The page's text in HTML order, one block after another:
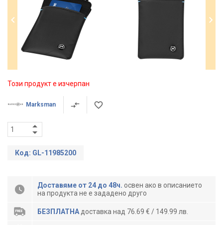
Този продукт е изчерпан
Marksman
Код: GL-11985200
Доставяме от 24 до 48ч. освен ако в описанието
на продукта не е зададено друго
БЕЗПЛАТНА доставка над 76.69 € / 149.99 лв.